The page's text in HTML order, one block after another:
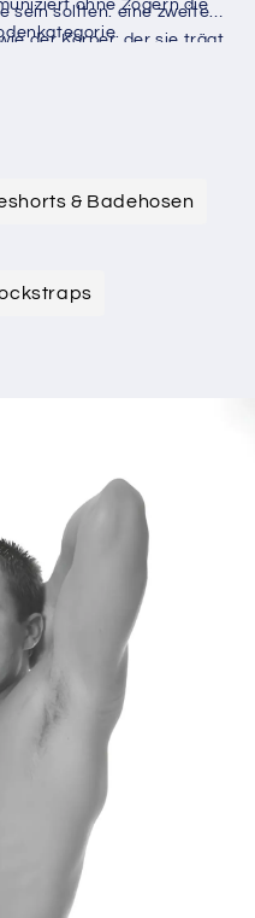
ohne Zögern die
sein sollten: eine zweite
der Körper, der sie trägt.
& Badehosen